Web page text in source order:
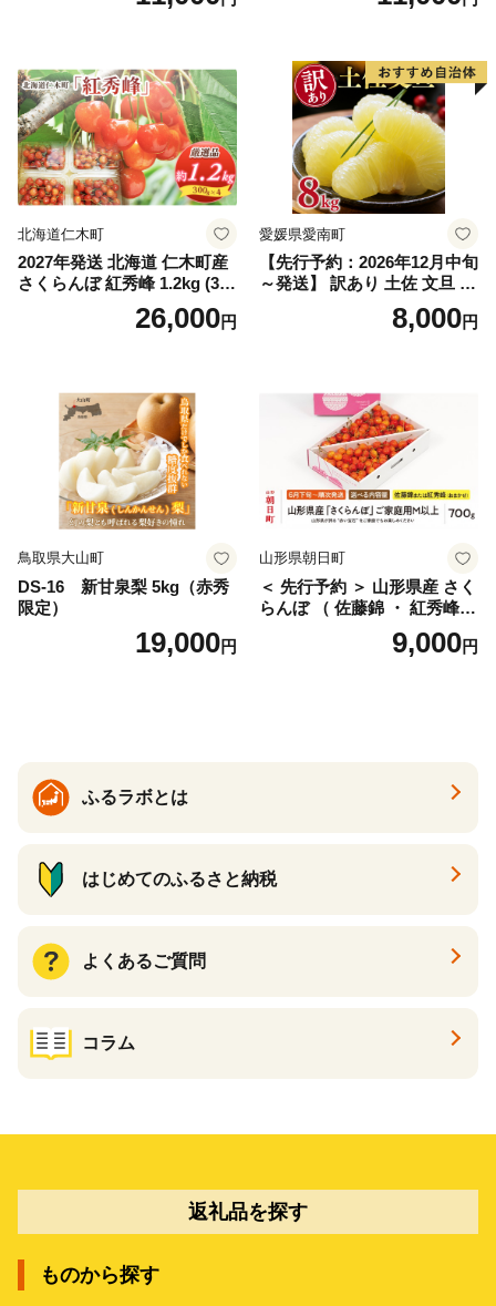
笛吹市 山梨県 フルーツ 果物
ぶどう 葡萄 大粒 シャインマ
スカット おすすめ シャイン
マスカット 贈答 ギフト 産地
笛吹市 シャインマスカット
笛吹 葡萄 国産 ぶどう 人気
国産 1.2kg 先行｜
北海道仁木町
2027年発送 北海道 仁木町産
さくらんぼ 紅秀峰 1.2kg (300
g×4パック) Lサイズ以上 旬
桜桃 産地直送 サクランボ チ
26,000円
愛媛県愛南町
【先行予約：2026年12月中旬
～発送】 訳あり 土佐 文旦 8k
g (Mサイズ以上サイズミック
ス) 8000円 わけあり ぶんた
産 農家直送 期間限定 特産品
サイズミックス くらもとフ
ァーム 愛南町 愛媛県
8,000円
鳥取県大山町
DS-16 新甘泉梨 5kg（赤秀
限定）
19,000円
山形県朝日町
＜ 先行予約 ＞ 山形県産 さく
らんぼ （ 佐藤錦 ・ 紅秀峰
） ご家庭用 M以上 700g 【20
26年6月下旬から7月上旬発
9,000円
ふるラボとは
はじめてのふるさと納税
よくあるご質問
コラム
返礼品を探す
ものから探す